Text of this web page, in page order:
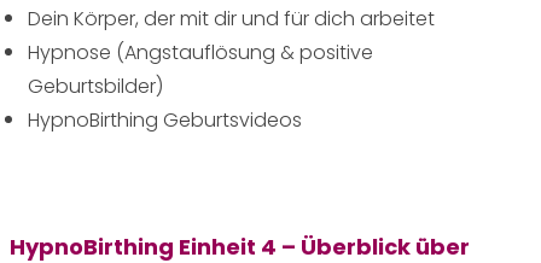
Dein Körper, der mit dir und für dich arbeitet
Hypnose (Angstauflösung & positive
Geburtsbilder)
HypnoBirthing Geburtsvideos
HypnoBirthing Einheit 4 – Überblick über